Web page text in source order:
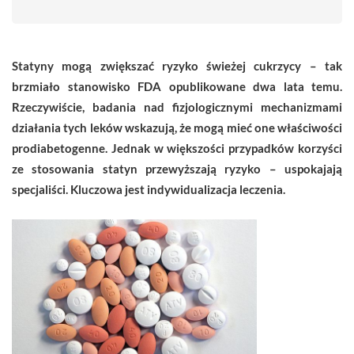
Statyny mogą zwiększać ryzyko świeżej cukrzycy – tak
brzmiało stanowisko FDA opublikowane dwa lata temu.
Rzeczywiście, badania nad fizjologicznymi mechanizmami
działania tych leków wskazują, że mogą mieć one właściwości
prodiabetogenne. Jednak w większości przypadków korzyści
ze stosowania statyn przewyższają ryzyko – uspokajają
specjaliści. Kluczowa jest indywidualizacja leczenia.